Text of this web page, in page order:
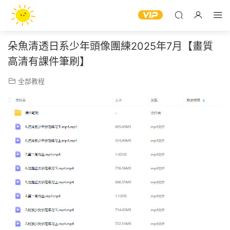
朵魚清透日系少年頭像團練2025年7月【畫質
高清有課件筆刷】
全部教程